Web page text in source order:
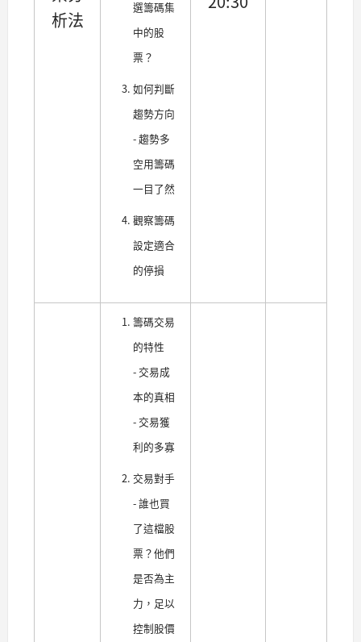
析法
選籌碼集
中的股
票？
如何判斷
趨勢方向
- 趨勢多
空用籌碼
一目了然
觀察籌碼
設定適合
的停損
籌碼交易
的特性
- 交易成
本的真相
-交易獲
利的多寡
交易對手
- 誰也買
了這檔股
票？他們
是否為主
力，足以
控制股價